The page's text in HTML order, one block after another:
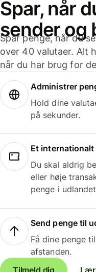
Spar, når
sender og
Spar penge, når du
over 40 valutaer. Alt
når du har brug for
Administrer
Hold dine
på sekunder.
Et
Du skal aldrig
eller høje
penge i
Send penge til
Få dine penge
afstanden.
Tilmeld dig
Lær